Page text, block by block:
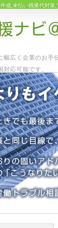
成,未払い残業代対
幅広く企業のお手
対応可能です。